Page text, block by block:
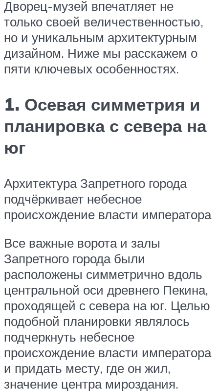
Дворец-музей впечатляет не
только своей величественностью,
но и уникальным архитектурным
дизайном. Ниже мы расскажем о
пяти ключевых особенностях.
1. Осевая симметрия и
планировка с севера на
юг
Архитектура Запретного города
подчёркивает небесное
происхождение власти императора
Все важные ворота и залы
Запретного города были
расположены симметрично вдоль
центральной оси древнего Пекина,
проходящей с севера на юг. Целью
подобной планировки являлось
подчеркнуть небесное
происхождение власти императора
и придать месту, где он жил,
значение центра мироздания.